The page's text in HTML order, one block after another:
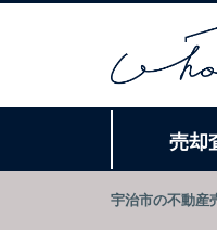
売却
宇治市の不動産